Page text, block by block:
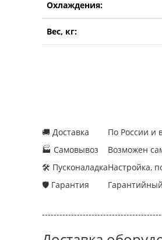
Охлаждения:
Вес, кг:
🚚 Доставка
🏭 Самовывоз
🛠 Пусконаладка
🛡 Гарантия
По России и
Возможен
Настройка,